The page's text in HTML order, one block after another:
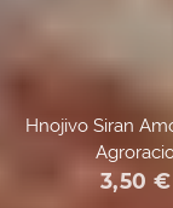
Hnojivo Siran
3,50 €